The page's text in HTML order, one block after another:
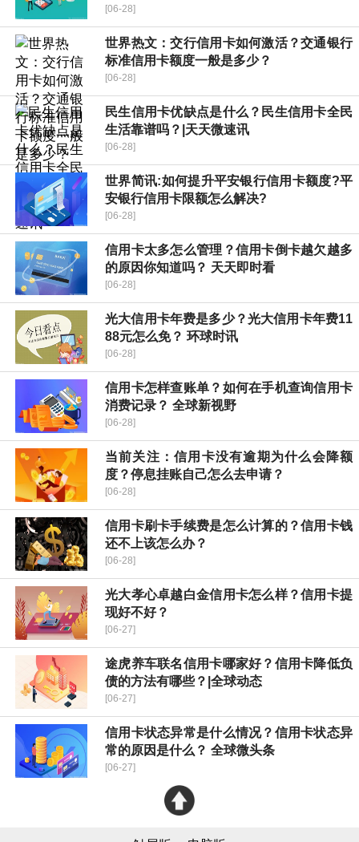
[06-28]
世界热文：交行信用卡如何激活？交通银行
标准信用卡额度一般是多少？
[06-28]
民生信用卡优缺点是什么？民生信用卡全民
生活靠谱吗？|天天微速讯
[06-28]
世界简讯:如何提升平安银行信用卡额度?平
安银行信用卡限额怎么解决?
[06-28]
信用卡太多怎么管理？信用卡倒卡越欠越多
的原因你知道吗？ 天天即时看
[06-28]
光大信用卡年费是多少？光大信用卡年费11
88元怎么免？ 环球时讯
[06-28]
信用卡怎样查账单？如何在手机查询信用卡
消费记录？ 全球新视野
[06-28]
当前关注：信用卡没有逾期为什么会降额
度？停息挂账自己怎么去申请？
[06-28]
信用卡刷卡手续费是怎么计算的？信用卡钱
还不上该怎么办？
[06-28]
光大孝心卓越白金信用卡怎么样？信用卡提
现好不好？
[06-27]
途虎养车联名信用卡哪家好？信用卡降低负
债的方法有哪些？|全球动态
[06-27]
信用卡状态异常是什么情况？信用卡状态异
常的原因是什么？ 全球微头条
[06-27]